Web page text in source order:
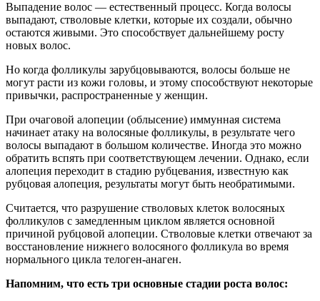
Выпадение волос — естественный процесс. Когда волосы
выпадают, стволовые клетки, которые их создали, обычно
остаются живыми. Это способствует дальнейшему росту
новых волос.
Но когда фолликулы зарубцовываются, волосы больше не
могут расти из кожи головы, и этому способствуют некоторые
привычки, распространенные у женщин.
При очаговой алопеции (облысение) иммунная система
начинает атаку на волосяные фолликулы, в результате чего
волосы выпадают в большом количестве. Иногда это можно
обратить вспять при соответствующем лечении. Однако, если
алопеция переходит в стадию рубцевания, известную как
рубцовая алопеция, результаты могут быть необратимыми.
Считается, что разрушение стволовых клеток волосяных
фолликулов с замедленным циклом является основной
причиной рубцовой алопеции. Стволовые клетки отвечают за
восстановление нижнего волосяного фолликула во время
нормального цикла телоген-анаген.
Напомним, что есть три основные стадии роста волос: